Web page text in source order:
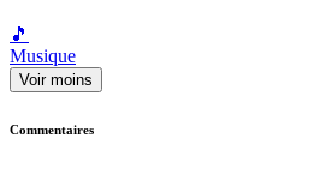
🎵
Musique
Voir moins
Commentaires